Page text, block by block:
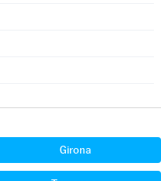
Girona